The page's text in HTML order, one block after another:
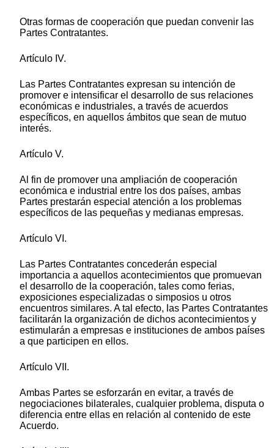
Otras formas de cooperación que puedan convenir las
Partes Contratantes.
Artículo IV.
Las Partes Contratantes expresan su intención de
promover e intensificar el desarrollo de sus relaciones
económicas e industriales, a través de acuerdos
específicos, en aquellos ámbitos que sean de mutuo
interés.
Artículo V.
Al fin de promover una ampliación de cooperación
económica e industrial entre los dos países, ambas
Partes prestarán especial atención a los problemas
específicos de las pequeñas y medianas empresas.
Artículo VI.
Las Partes Contratantes concederán especial
importancia a aquellos acontecimientos que promuevan
el desarrollo de la cooperación, tales como ferias,
exposiciones especializadas o simposios u otros
encuentros similares. A tal efecto, las Partes Contratantes
facilitarán la organización de dichos acontecimientos y
estimularán a empresas e instituciones de ambos países
a que participen en ellos.
Artículo VII.
Ambas Partes se esforzarán en evitar, a través de
negociaciones bilaterales, cualquier problema, disputa o
diferencia entre ellas en relación al contenido de este
Acuerdo.